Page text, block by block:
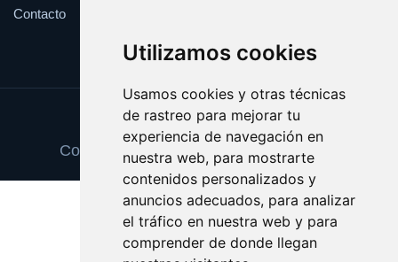
Utilizamos cookies
Usamos cookies y otras técnicas
de rastreo para mejorar tu
experiencia de navegación en
nuestra web, para mostrarte
contenidos personalizados y
anuncios adecuados, para analizar
el tráfico en nuestra web y para
comprender de donde llegan
Contacto
Update cookies preferences
Copyright © 2025 espaciosnaturales.es